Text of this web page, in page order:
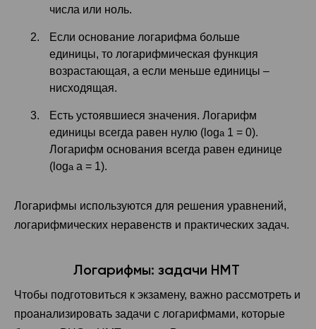
числа или ноль.
Если основание логарифма больше
единицы, то логарифмическая функция
возрастающая, а если меньше единицы –
нисходящая.
Есть устоявшиеся значения. Логарифм
единицы всегда равен нулю (loga 1 = 0).
Логарифм основания всегда равен единице
(loga a = 1).
Логарифмы используются для решения уравнений,
логарифмических неравенств и практических задач.
Логарифмы: задачи НМТ
Чтобы подготовиться к экзамену, важно рассмотреть и
проанализировать задачи с логарифмами, которые